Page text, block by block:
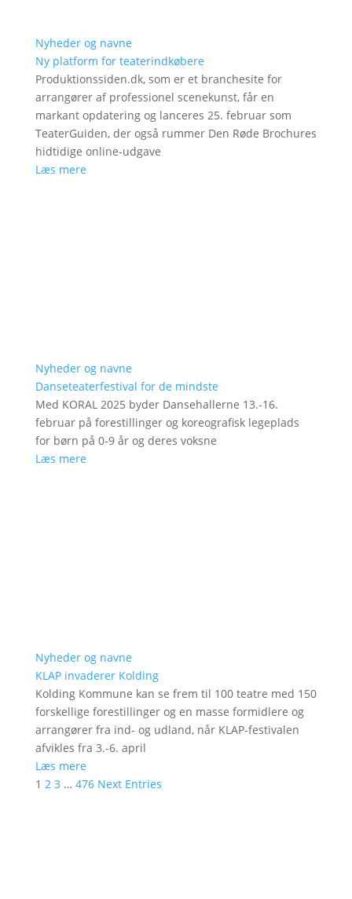
Nyheder og navne
Ny platform for teaterindkøbere
Produktionssiden.dk, som er et branchesite for
arrangører af professionel scenekunst, får en
markant opdatering og lanceres 25. februar som
TeaterGuiden, der også rummer Den Røde Brochures
hidtidige online-udgave
Læs mere
Nyheder og navne
Danseteaterfestival for de mindste
Med KORAL 2025 byder Dansehallerne 13.-16.
februar på forestillinger og koreografisk legeplads
for børn på 0-9 år og deres voksne
Læs mere
Nyheder og navne
KLAP invaderer Kolding
Kolding Kommune kan se frem til 100 teatre med 150
forskellige forestillinger og en masse formidlere og
arrangører fra ind- og udland, når KLAP-festivalen
afvikles fra 3.-6. april
Læs mere
1 2 3 … 476 Next Entries